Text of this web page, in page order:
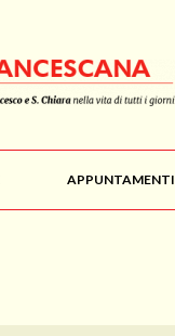
APPUNTAMENTI